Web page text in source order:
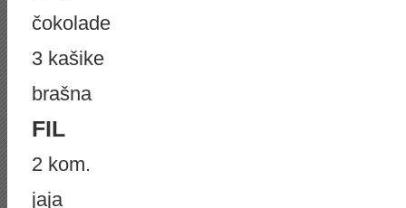
čokolade
3 kašike
brašna
FIL
2 kom.
jaja